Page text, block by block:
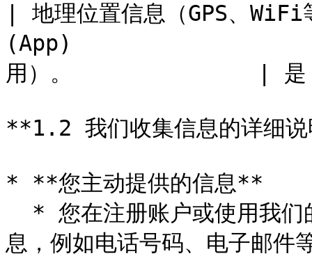
| 地理位置信息（GPS
(App)                   | 为
用）。              |
**1.2 我们收集信息的详细
* **您主动提供的信息**
息，例如电话号码、电子邮件